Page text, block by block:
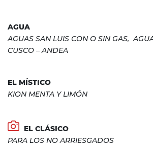
AGUA
AGUAS SAN LUIS CON O SIN GAS,
CUSCO – ANDEA
EL MÍSTICO
KION MENTA Y LIMÓN
EL CLÁSICO
PARA LOS NO ARRIESGADOS